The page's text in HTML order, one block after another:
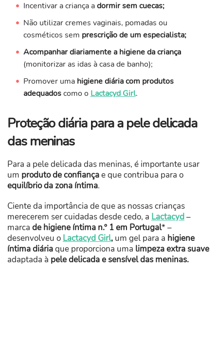
Incentivar a criança adormir sem cuecas;
Não utilizar cremes vaginais, pomadas ou
cosméticos sem prescrição de um especialista;
Acompanhar diariamente a higiene da criança
(monitorizar as idas à casa de banho);
Promover uma higiene diária com produtos
adequadoscomo o Lactacyd Girl.
Proteção diária para a pele delicada
das meninas
Para a pele delicada das meninas, é importante usar
um produto de confiançae que contribua para o
equilíbrio da zona íntima.
Ciente da importância de que as nossas crianças
merecerem ser cuidadas desde cedo, a Lactacyd–
marca de higiene íntima n.º 1 em Portugal* –
desenvolveu o Lactacyd Girl, um gel para a higiene
íntima diáriaque proporciona uma limpeza extra suave
adaptada à pele delicada e sensível das meninas.